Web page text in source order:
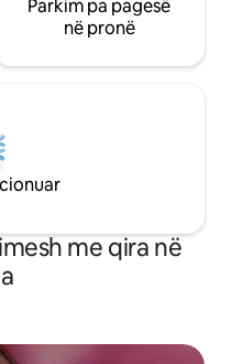
Parkim pa pagesë
në pronë
me qira në